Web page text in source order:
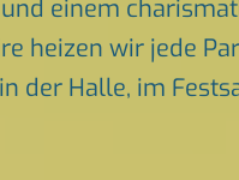
einem
heizen wir jede
der Halle, im